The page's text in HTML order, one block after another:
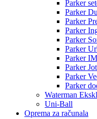
Parker
Parker
Parker
Parker
Parker
Parker
Parker
Parker
Parker
Parker
Waterman
Uni-Ball
Oprema za računala